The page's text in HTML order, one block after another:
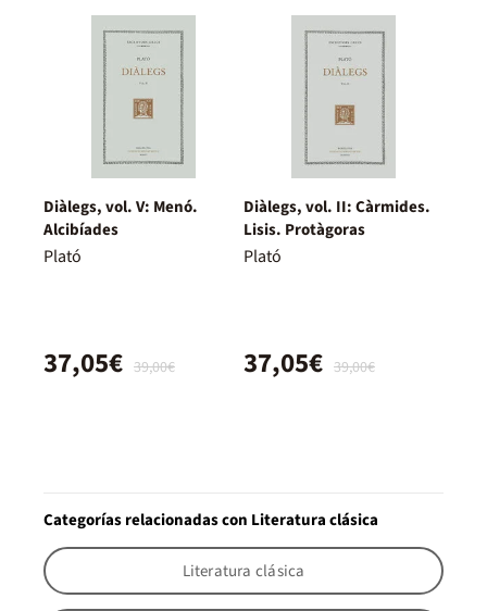
Diàlegs, vol. V: Menó.
Alcibíades
Plató
39,00€
37,05€
Diàlegs, vol. II: Càrmides.
Lisis. Protàgoras
Plató
39,00€
37,05€
Categorías relacionadas con Literatura clásica
Literatura clásica